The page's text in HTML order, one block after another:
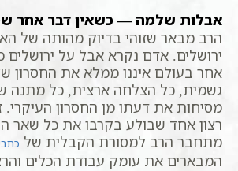
אבלות שלמה — כשאין דבר אחר
הרב מבאר שזוהי בדיוק מהותה של
ירושלים. אדם נקרא אבל על
אחר בעולם איננו ממלא את החסרון
גשמית, כל הצלחה ארצית, כל מתנה
מסיחות את דעתו מן החסרון העיקרי.
רצון אחד שבולע בקרבו את כל שאר
מתחבר הרב למסורת הקבלית של
המבארים את עומק עבודת הכלים